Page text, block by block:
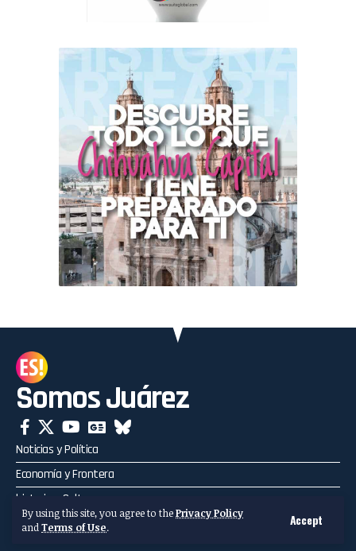
By using this site, you agree to thePrivacy Policy
andTerms of Use. Accept
Somos Juárez
Noticias y Política
Economía y Frontera
historia y Cultura
Deporte y Entretenimiento